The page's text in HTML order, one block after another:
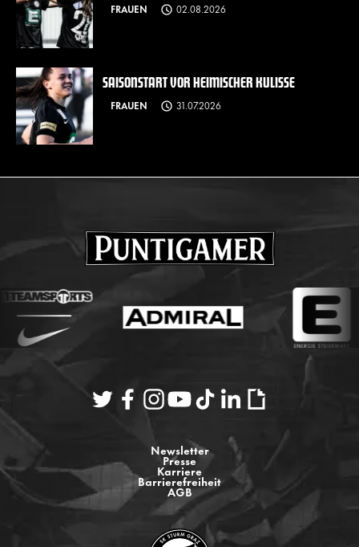
FRAUEN 02.08.2026
SAISONSTART VOR HEIMISCHER KULISSE
FRAUEN 31.07.2026
Newsletter
Presse
Karriere
Barrierefreiheit
AGB